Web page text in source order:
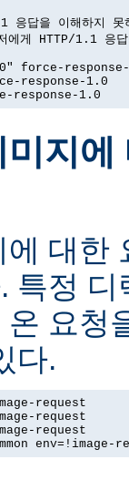
응답을 이해하지 못
에게 HTTP/1.1 응
force-
response-1.0
response-1.0
지
대한
특정
요청
다.
request
request
request
env=!image-